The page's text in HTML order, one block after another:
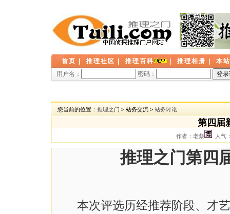
首页 推理社区 推理百科 推理相册
本
用户名：
密码：
您当前的位置： 推理之门 > 站务交流 > 站务讨论
第四届
作者：老蔡 人气
推理之门第四
本次评选历经推荐阶段、才艺